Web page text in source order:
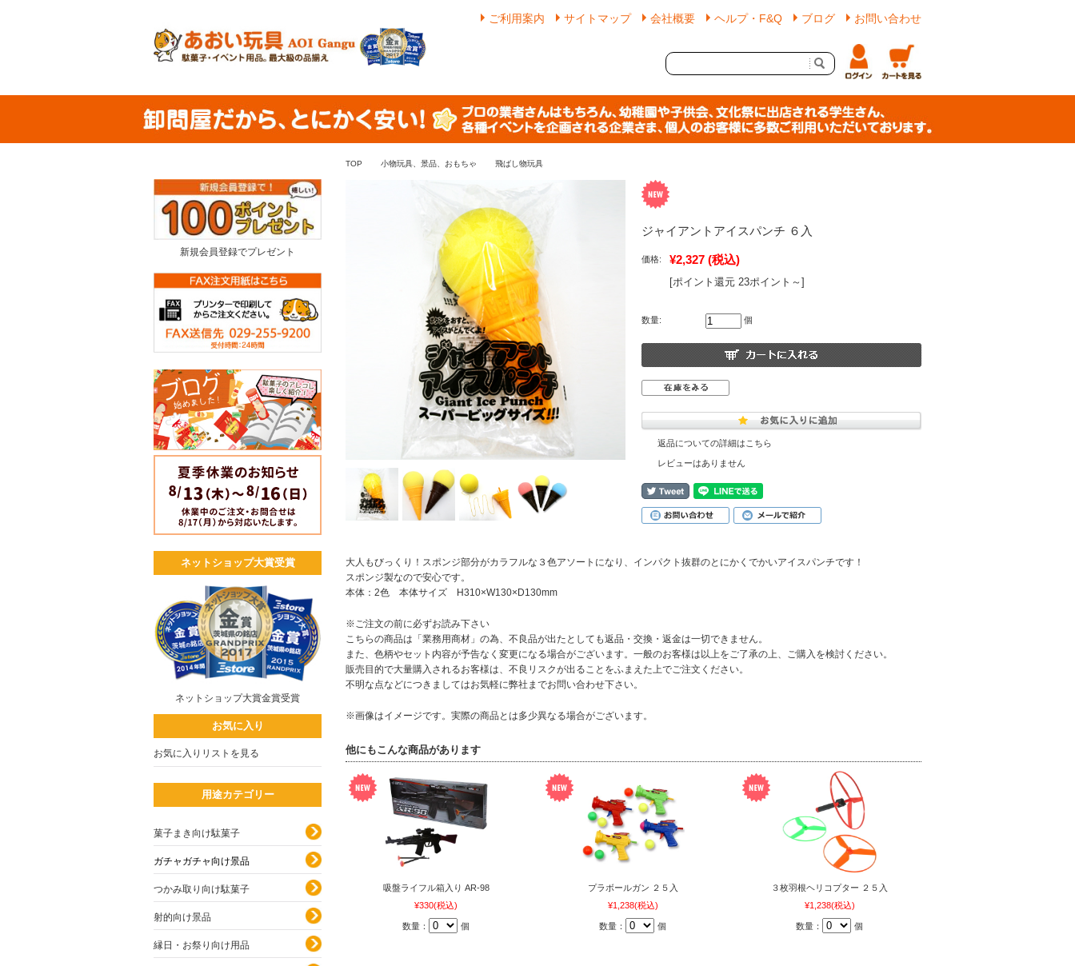
ご利用案内 サイトマップ 会社概要 ヘルプ・F&Q ブログ お問い合わせ
TOP 小物玩具、景品、おもちゃ 飛ばし物玩具
ジャイアントアイスパンチ ６入
価格: ¥2,327 (税込)
[ポイント還元 23ポイント～]
数量: 個
返品についての詳細はこちら
レビューはありません
大人もびっくり！スポンジ部分がカラフルな３色アソートになり、インパクト抜群のとにかくでかいアイスパンチです！
スポンジ製なので安心です。
本体：2色 本体サイズ H310×W130×D130mm
※ご注文の前に必ずお読み下さい
こちらの商品は「業務用商材」の為、不良品が出たとしても返品・交換・返金は一切できません。
また、色柄やセット内容が予告なく変更になる場合がございます。一般のお客様は以上をご了承の上、ご購入を検討ください。
販売目的で大量購入されるお客様は、不良リスクが出ることをふまえた上でご注文ください。
不明な点などにつきましてはお気軽に弊社までお問い合わせ下さい。
※画像はイメージです。実際の商品とは多少異なる場合がございます。
他にもこんな商品があります
吸盤ライフル箱入り AR-98
¥330(税込)
数量： 個
プラボールガン ２５入
¥1,238(税込)
数量： 個
３枚羽根ヘリコプター ２５入
¥1,238(税込)
数量： 個
新規会員登録でプレゼント
ネットショップ大賞受賞
ネットショップ大賞金賞受賞
お気に入り
お気に入りリストを見る
用途カテゴリー
菓子まき向け駄菓子
ガチャガチャ向け景品
つかみ取り向け駄菓子
射的向け景品
縁日・お祭り向け用品